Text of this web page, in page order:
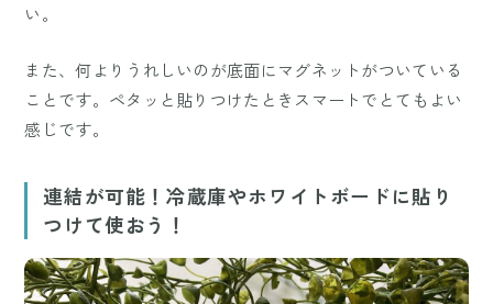
い。
また、何よりうれしいのが底面にマグネットがついている
ことです。ペタッと貼りつけたときスマートでとてもよい
感じです。
連結が可能！冷蔵庫やホワイトボードに貼り
つけて使おう！